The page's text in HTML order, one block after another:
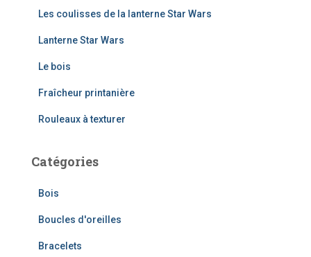
Les coulisses de la lanterne Star Wars
Lanterne Star Wars
Le bois
Fraîcheur printanière
Rouleaux à texturer
Catégories
Bois
Boucles d'oreilles
Bracelets